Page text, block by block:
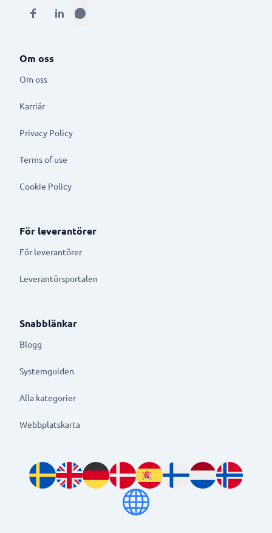
Om oss
Om oss
Karriär
Privacy Policy
Terms of use
Cookie Policy
För leverantörer
För leverantörer
Leverantörsportalen
Snabblänkar
Blogg
Systemguiden
Alla kategorier
Webbplatskarta